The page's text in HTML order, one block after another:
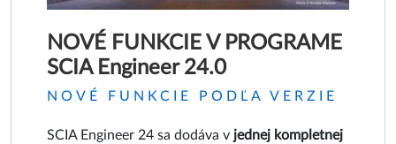
NOVÉ FUNKCIE V PROGRAME
SCIA Engineer 24.0
NOVÉ FUNKCIE PODĽA VERZIE
SCIA Engineer 24 sa dodáva v jednej kompletnej